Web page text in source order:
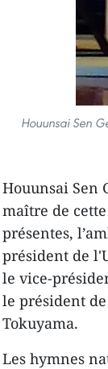
Houunsai Sen
Houunsai Sen
maître de
présentes,
président de
le vice-
le président
Tokuyama.
Les hymnes